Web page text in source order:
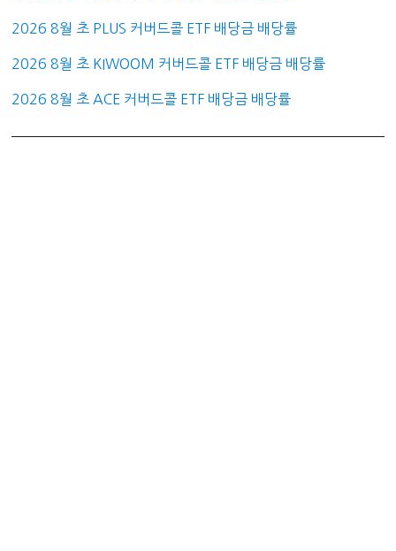
2026 8월 초 PLUS 커버드콜 ETF 배당금 배당률
2026 8월 초 KIWOOM 커버드콜 ETF 배당금 배당률
2026 8월 초 ACE 커버드콜 ETF 배당금 배당률